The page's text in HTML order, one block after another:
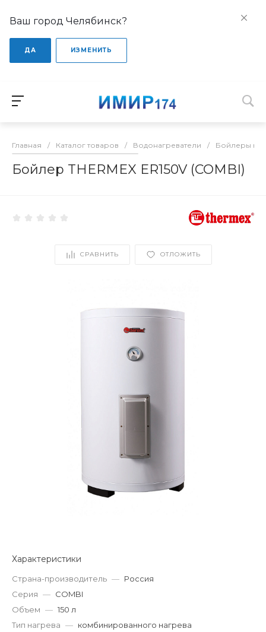
Ваш город Челябинск?
ДА ИЗМЕНИТЬ
Главная / Каталог товаров / Водонагреватели / Бойлеры
Бойлер THERMEX ER150V (COMBI)
СРАВНИТЬ ОТЛОЖИТЬ
Характеристики
Страна-производитель — Россия
Серия — COMBI
Объем — 150 л
Тип нагрева — комбинированного нагрева